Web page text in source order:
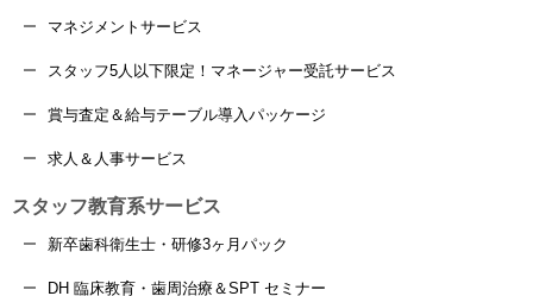
マネジメントサービス
スタッフ5人以下限定！マネージャー受託サービス
賞与査定＆給与テーブル導入パッケージ
求人＆人事サービス
スタッフ教育系サービス
新卒歯科衛生士・研修3ヶ月パック
DH 臨床教育・歯周治療＆SPT セミナー